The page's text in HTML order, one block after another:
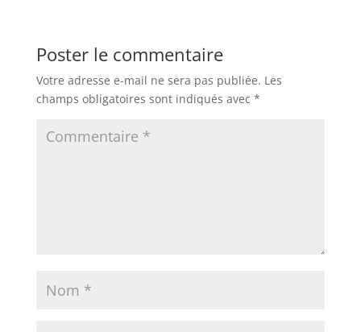
Poster le commentaire
Votre adresse e-mail ne sera pas publiée. Les
champs obligatoires sont indiqués avec *